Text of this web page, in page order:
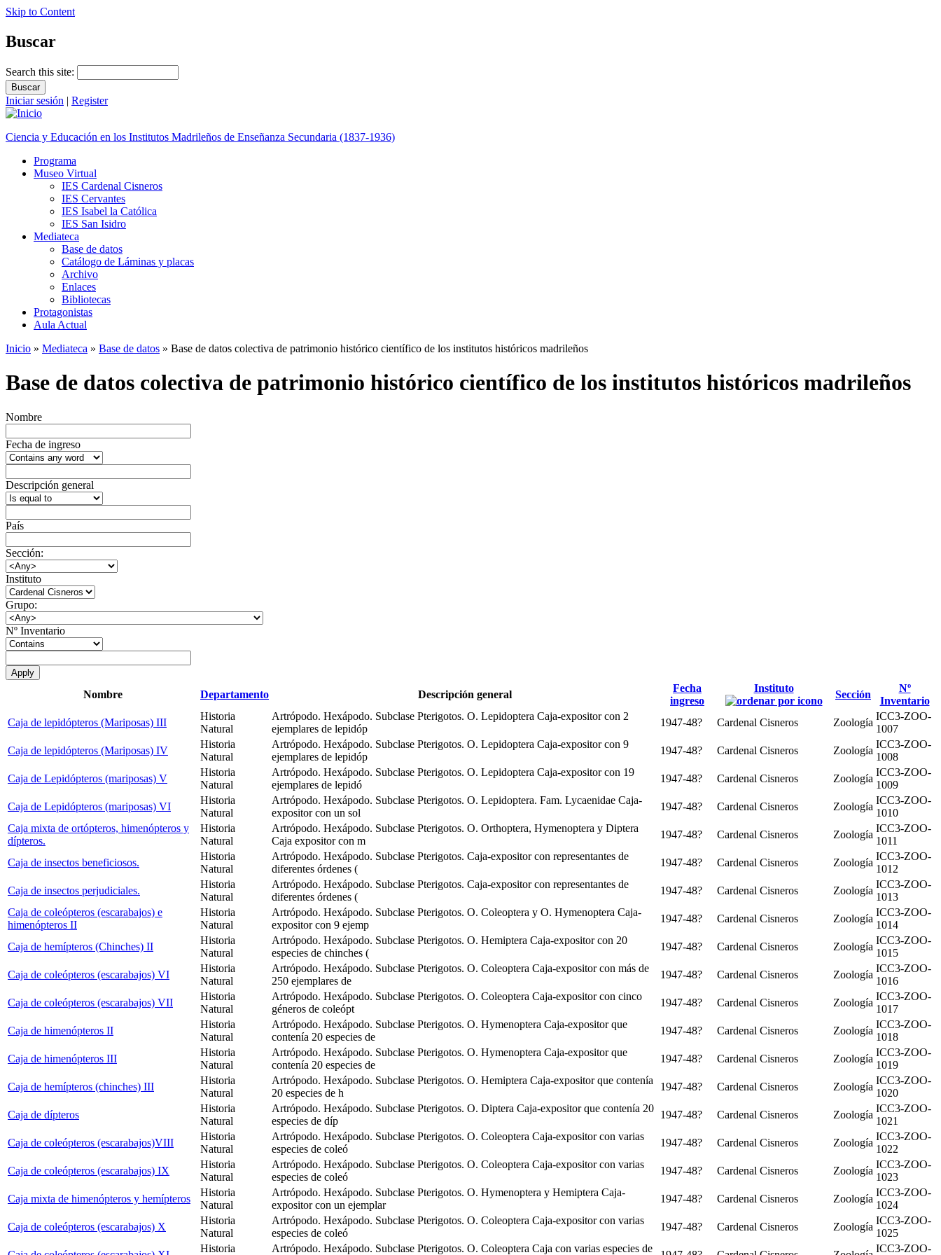
Skip to Content
Buscar
Search this site:
Iniciar sesión | Register
Ciencia y Educación en los Institutos Madrileños de Enseñanza Secundaria (1837-1936)
Programa
Museo Virtual
IES Cardenal Cisneros
IES Cervantes
IES Isabel la Católica
IES San Isidro
Mediateca
Base de datos
Catálogo de Láminas y placas
Archivo
Enlaces
Bibliotecas
Protagonistas
Aula Actual
Inicio » Mediateca » Base de datos » Base de datos colectiva de patrimonio histórico científico de los institutos históricos madrileños
Base de datos colectiva de patrimonio histórico científico de los institutos históricos madrileños
Nombre
Fecha de ingreso
Descripción general
País
Sección:
Instituto
Grupo:
Nº Inventario
Nombre Departamento Descripción general
Fecha
ingreso
Instituto
Sección
Nº
Inventario
Caja de lepidópteros (Mariposas) III
Historia
Natural
Artrópodo. Hexápodo. Subclase Pterigotos. O. Lepidoptera Caja-expositor con 2
ejemplares de lepidóp
1947-48? Cardenal Cisneros Zoología
ICC3-ZOO-
1007
Caja de lepidópteros (Mariposas) IV
Historia
Natural
Artrópodo. Hexápodo. Subclase Pterigotos. O. Lepidoptera Caja-expositor con 9
ejemplares de lepidóp
1947-48? Cardenal Cisneros Zoología
ICC3-ZOO-
1008
Caja de Lepidópteros (mariposas) V
Historia
Natural
Artrópodo. Hexápodo. Subclase Pterigotos. O. Lepidoptera Caja-expositor con 19
ejemplares de lepidó
1947-48? Cardenal Cisneros Zoología
ICC3-ZOO-
1009
Caja de Lepidópteros (mariposas) VI
Historia
Natural
Artrópodo. Hexápodo. Subclase Pterigotos. O. Lepidoptera. Fam. Lycaenidae Caja-
expositor con un sol
1947-48? Cardenal Cisneros Zoología
ICC3-ZOO-
1010
Caja mixta de ortópteros, himenópteros y
dípteros.
Historia
Natural
Artrópodo. Hexápodo. Subclase Pterigotos. O. Orthoptera, Hymenoptera y Diptera
Caja expositor con m
1947-48? Cardenal Cisneros Zoología
ICC3-ZOO-
1011
Caja de insectos beneficiosos.
Historia
Natural
Artrópodo. Hexápodo. Subclase Pterigotos. Caja-expositor con representantes de
diferentes órdenes (
1947-48? Cardenal Cisneros Zoología
ICC3-ZOO-
1012
Caja de insectos perjudiciales.
Historia
Natural
Artrópodo. Hexápodo. Subclase Pterigotos. Caja-expositor con representantes de
diferentes órdenes (
1947-48? Cardenal Cisneros Zoología
ICC3-ZOO-
1013
Caja de coleópteros (escarabajos) e
himenópteros II
Historia
Natural
Artrópodo. Hexápodo. Subclase Pterigotos. O. Coleoptera y O. Hymenoptera Caja-
expositor con 9 ejemp
1947-48? Cardenal Cisneros Zoología
ICC3-ZOO-
1014
Caja de hemípteros (Chinches) II
Historia
Natural
Artrópodo. Hexápodo. Subclase Pterigotos. O. Hemiptera Caja-expositor con 20
especies de chinches (
1947-48? Cardenal Cisneros Zoología
ICC3-ZOO-
1015
Caja de coleópteros (escarabajos) VI
Historia
Natural
Artrópodo. Hexápodo. Subclase Pterigotos. O. Coleoptera Caja-expositor con más de
250 ejemplares de
1947-48? Cardenal Cisneros Zoología
ICC3-ZOO-
1016
Caja de coleópteros (escarabajos) VII
Historia
Natural
Artrópodo. Hexápodo. Subclase Pterigotos. O. Coleoptera Caja-expositor con cinco
géneros de coleópt
1947-48? Cardenal Cisneros Zoología
ICC3-ZOO-
1017
Caja de himenópteros II
Historia
Natural
Artrópodo. Hexápodo. Subclase Pterigotos. O. Hymenoptera Caja-expositor que
contenía 20 especies de
1947-48? Cardenal Cisneros Zoología
ICC3-ZOO-
1018
Caja de himenópteros III
Historia
Natural
Artrópodo. Hexápodo. Subclase Pterigotos. O. Hymenoptera Caja-expositor que
contenía 20 especies de
1947-48? Cardenal Cisneros Zoología
ICC3-ZOO-
1019
Caja de hemípteros (chinches) III
Historia
Natural
Artrópodo. Hexápodo. Subclase Pterigotos. O. Hemiptera Caja-expositor que contenía
20 especies de h
1947-48? Cardenal Cisneros Zoología
ICC3-ZOO-
1020
Caja de dípteros
Historia
Natural
Artrópodo. Hexápodo. Subclase Pterigotos. O. Diptera Caja-expositor que contenía 20
especies de díp
1947-48? Cardenal Cisneros Zoología
ICC3-ZOO-
1021
Caja de coleópteros (escarabajos)VIII
Historia
Natural
Artrópodo. Hexápodo. Subclase Pterigotos. O. Coleoptera Caja-expositor con varias
especies de coleó
1947-48? Cardenal Cisneros Zoología
ICC3-ZOO-
1022
Caja de coleópteros (escarabajos) IX
Historia
Natural
Artrópodo. Hexápodo. Subclase Pterigotos. O. Coleoptera Caja-expositor con varias
especies de coleó
1947-48? Cardenal Cisneros Zoología
ICC3-ZOO-
1023
Caja mixta de himenópteros y hemípteros
Historia
Natural
Artrópodo. Hexápodo. Subclase Pterigotos. O. Hymenoptera y Hemiptera Caja-
expositor con un ejemplar
1947-48? Cardenal Cisneros Zoología
ICC3-ZOO-
1024
Caja de coleópteros (escarabajos) X
Historia
Natural
Artrópodo. Hexápodo. Subclase Pterigotos. O. Coleoptera Caja-expositor con varias
especies de coleó
1947-48? Cardenal Cisneros Zoología
ICC3-ZOO-
1025
Historia
Artrópodo. Hexápodo. Subclase Pterigotos. O. Coleoptera Caja con varias especies de
ICC3-ZOO-